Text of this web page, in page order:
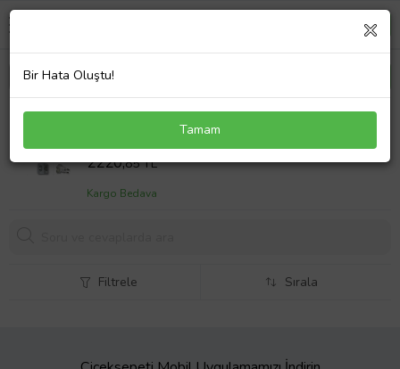
Apple MC556LL/A Notebook Adaptör Laptop Şarj
Sepet Fiyatı
2220,85 TL
Kargo Bedava
Filtrele Sırala
Bir Hata Oluştu!
Tamam